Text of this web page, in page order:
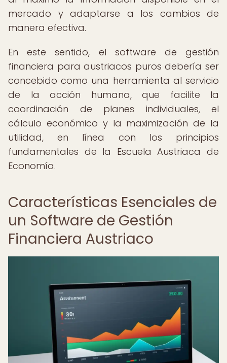
mercado y adaptarse a los cambios de
manera efectiva.
En este sentido, el software de gestión
financiera para austriacos puros debería ser
concebido como una herramienta al servicio
de la acción humana, que facilite la
coordinación de planes individuales, el
cálculo económico y la maximización de la
utilidad, en línea con los principios
fundamentales de la Escuela Austriaca de
Economía.
Características Esenciales de
un Software de Gestión
Financiera Austriaco